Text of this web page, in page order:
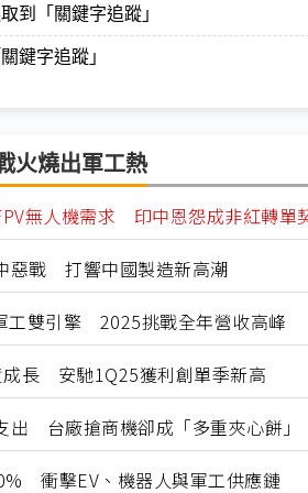
到「關鍵字追蹤」
鍵字追蹤」
火燒出軍工熱
無人機需求 印中恩怨成非紅轉單
惡戰 打響中國製造新高潮
工雙引擎 2025挑戰全年營收高峰
成長 安馳1Q25獲利創單季新高
出 台廠搶商機卻成「多重夾心餅」
衝擊EV、機器人與軍工供應鏈